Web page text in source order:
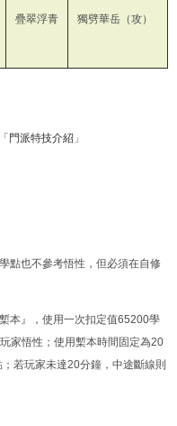
疊翠浮青 獨劈華岳（攻）
門派特技介紹 」
點也不參考悟性，但必須在自修
本』，使用一次扣定值65200學
家悟性；使用槧本時間固定為20
若玩家未達20分鐘，中途斷線則